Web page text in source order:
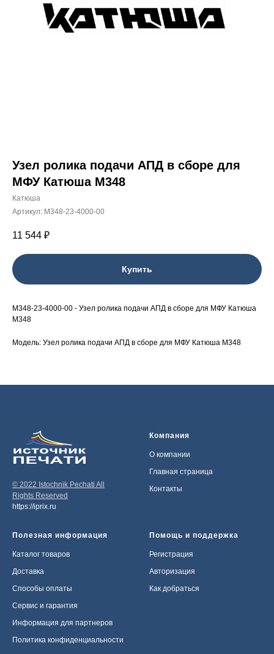
Узел ролика подачи АПД в сборе для
МФУ Катюша М348
Катюша
Артикул: M348-23-4000-00
11 544 ₽
Купить
M348-23-4000-00 - Узел ролика подачи АПД в сборе для МФУ Катюша
М348
Модель: Узел ролика подачи АПД в сборе для МФУ Катюша М348
© 2022 Istochnik Pechati All
Rights Reserved
https://iprix.ru
Компания
О компании
Главная страница
Контакты
Полезная информация
Каталог товаров
Доставка
Способы оплаты
Сервис и гарантия
Информация для партнеров
Политика конфиденциальности
Помощь и поддержка
Регистрация
Авторизация
Как добраться